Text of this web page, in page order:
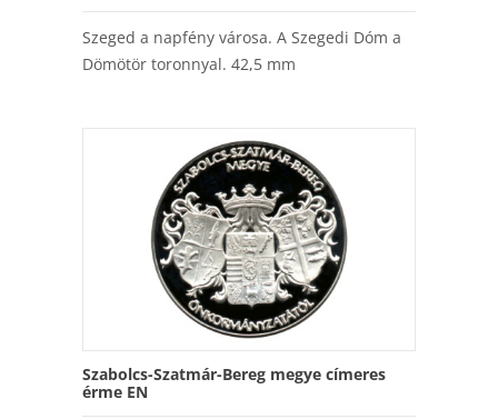
Szeged a napfény városa. A Szegedi Dóm a
Dömötör toronnyal. 42,5 mm
Szabolcs-Szatmár-Bereg megye címeres
érme EN